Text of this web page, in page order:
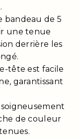
bandeau de 5
une tenue
derrière les
tête est facile
garantissant
de couleur